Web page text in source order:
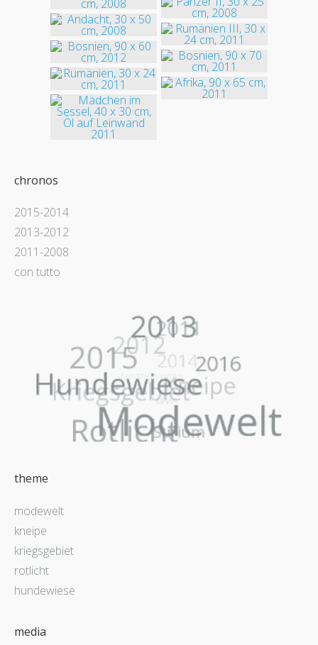
chronos
2015-2014
2013-2012
2011-2008
con tutto
theme
modewelt
kneipe
kriegsgebiet
rotlicht
hundewiese
media